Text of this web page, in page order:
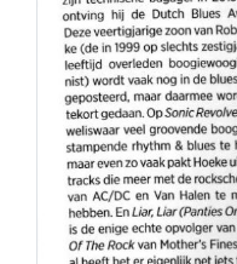
PRESSKIT
CONTACT